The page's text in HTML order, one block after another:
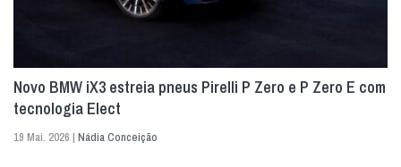
Novo BMW iX3 estreia pneus Pirelli P Zero e P Zero E com
tecnologia Elect
19 Mai. 2026 | Nádia Conceição